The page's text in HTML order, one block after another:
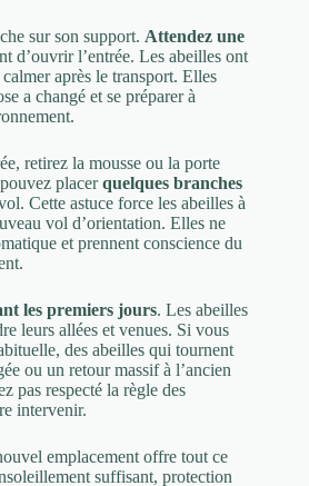
sur son support. Attendez une
d’ouvrir l’entrée. Les abeilles ont
après le transport. Elles
a changé et se préparer à
retirez la mousse ou la porte
placerquelques branches
Cette astuce force les abeilles à
vol d’orientation. Elles ne
et prennent conscience du
les premiers jours. Les abeilles
leurs allées et venues. Si vous
des abeilles qui tournent
ou un retour massif à l’ancien
pas respecté la règle des
intervenir.
emplacement offre tout ce
suffisant, protection